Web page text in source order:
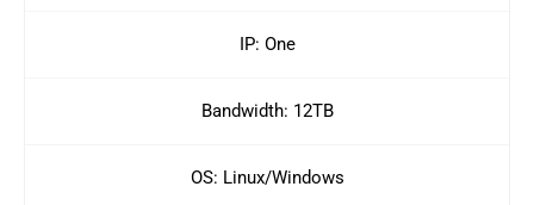
IP: One
Bandwidth: 12TB
OS: Linux/Windows